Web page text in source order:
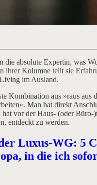
die absolute Expertin, was
ihrer Kolumne teilt sie
im Ausland.
Kombination aus »raus aus
Man hat direkt
hat vor der Haus- (oder Büro-
entdeckt zu werden.
Luxus-WG: 5
in die ich